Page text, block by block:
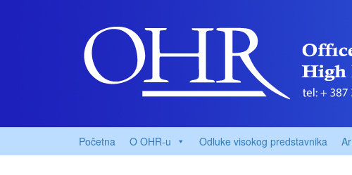
Početna O OHR-u Odluke visokog predstavnika